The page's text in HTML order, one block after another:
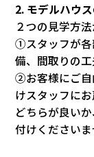
2. モデルハウ
２つの見学方法
①スタッフが各
備、間取りの工
②お客様にご自
けスタッフにお
どちらが良い
付けくださいま